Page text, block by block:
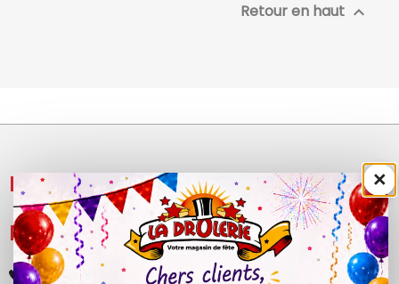
Retour en haut 
NOS PRODUITS 
LÉGAL 
+33 (0)4 50 40 81 00
×